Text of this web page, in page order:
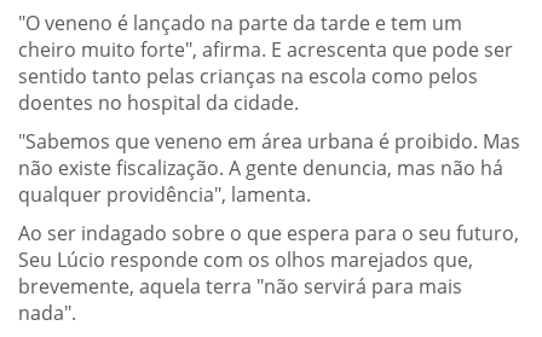
"O veneno é lançado na parte da tarde e tem um
cheiro muito forte", afirma. E acrescenta que pode ser
sentido tanto pelas crianças na escola como pelos
doentes no hospital da cidade.
"Sabemos que veneno em área urbana é proibido. Mas
não existe fiscalização. A gente denuncia, mas não há
qualquer providência", lamenta.
Ao ser indagado sobre o que espera para o seu futuro,
Seu Lúcio responde com os olhos marejados que,
brevemente, aquela terra "não servirá para mais
nada".